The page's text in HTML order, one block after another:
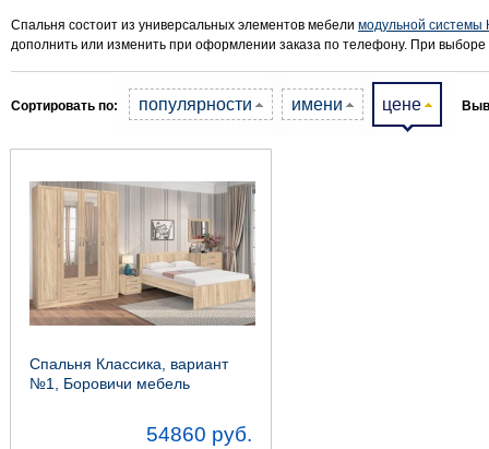
Спальня состоит из универсальных элементов мебели модульной системы
дополнить или изменить при оформлении заказа по телефону. При
Сортировать по: популярности имени цене
Спальня Классика, вариант
№1, Боровичи мебель
54860 руб.